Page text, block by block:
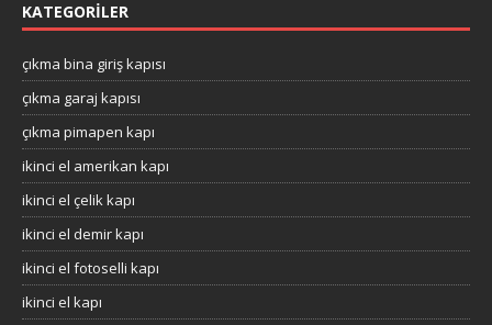
KATEGORILER
çıkma bina giriş kapısı
çıkma garaj kapısı
çıkma pimapen kapı
ikinci el amerikan kapı
ikinci el çelik kapı
ikinci el demir kapı
ikinci el fotoselli kapı
ikinci el kapı